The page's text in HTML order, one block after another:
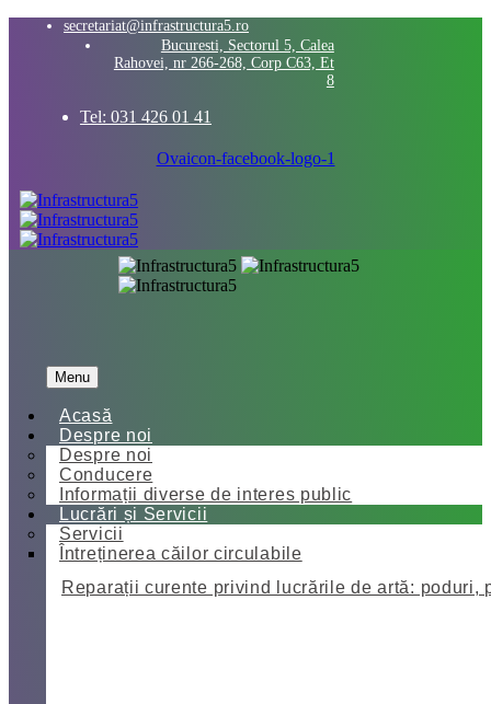
secretariat@infrastructura5.ro
Bucuresti, Sectorul 5, Calea
Rahovei, nr 266-268, Corp C63, Et
8
Tel: 031 426 01 41
Ovaicon-facebook-logo-1
Menu
Acasă
Despre noi
Despre noi
Conducere
Informații diverse de interes public
Lucrări și Servicii
Servicii
Întreținerea căilor circulabile
Reparații curente privind lucrările de artă: poduri,